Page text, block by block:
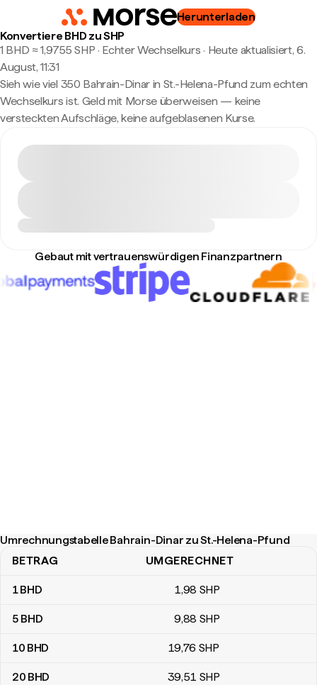
Herunterladen
Konvertiere BHD zu SHP
1 BHD ≈ 1,9755 SHP · Echter Wechselkurs · Heute aktualisiert, 6.
August, 11:31
Sieh wie viel 350 Bahrain-Dinar in St.-Helena-Pfund zum echten
Wechselkurs ist. Geld mit Morse überweisen — keine
versteckten Aufschläge, keine aufgeblasenen Kurse.
Gebaut mit vertrauenswürdigen Finanzpartnern
Umrechnungstabelle Bahrain-Dinar zu St.-Helena-Pfund
Umrechnungstabelle Bahrain-Dinar zu St.-Helena-Pfund
BETRAG UMGERECHNET
1BHD 1,98 SHP
5 BHD 9,88 SHP
10 BHD 19,76 SHP
20 BHD 39,51 SHP